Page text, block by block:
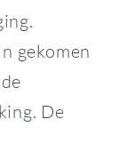
gekomen
De